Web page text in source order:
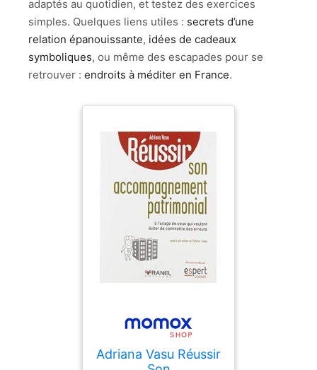
adaptés au quotidien, et testez des exercices
simples. Quelques liens utiles : secrets d’une
relation épanouissante, idées de cadeaux
symboliques, ou même des escapades pour se
retrouver : endroits à méditer en France.
Adriana Vasu Réussir